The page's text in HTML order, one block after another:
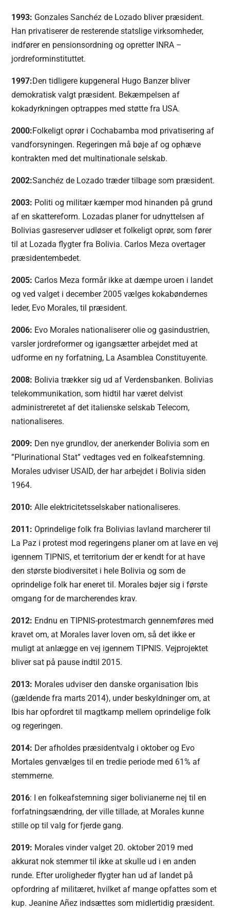
1993: Gonzales Sanchéz de Lozado bliver præsident.
Han privatiserer de resterende statslige virksomheder,
indfører en pensionsordning og opretter INRA –
jordreforminstituttet.
1997:Den tidligere kupgeneral Hugo Banzer bliver
demokratisk valgt præsident. Bekæmpelsen af
kokadyrkningen optrappes med støtte fra USA.
2000:Folkeligt oprør i Cochabamba mod privatisering af
vandforsyningen. Regeringen må bøje af og ophæve
kontrakten med det multinationale selskab.
2002:Sanchéz de Lozado træder tilbage som præsident.
2003: Politi og militær kæmper mod hinanden på grund
af en skattereform. Lozadas planer for udnyttelsen af
Bolivias gasreserver udløser et folkeligt oprør, som fører
til at Lozada flygter fra Bolivia. Carlos Meza overtager
præsidentembedet.
2005: Carlos Meza formår ikke at dæmpe uroen i landet
og ved valget i december 2005 vælges kokabøndernes
leder, Evo Morales, til præsident.
2006: Evo Morales nationaliserer olie og gasindustrien,
varsler jordreformer og igangsætter arbejdet med at
udforme en ny forfatning, La Asamblea Constituyente.
2008: Bolivia trækker sig ud af Verdensbanken. Bolivias
telekommunikation, som hidtil har været delvist
administreretet af det italienske selskab Telecom,
nationaliseres.
2009: Den nye grundlov, der anerkender Bolivia som en
”Plurinational Stat” vedtages ved en folkeafstemning.
Morales udviser USAID, der har arbejdet i Bolivia siden
1964.
2010:Alle elektricitetsselskaber nationaliseres.
2011: Oprindelige folk fra Bolivias lavland marcherer til
La Paz i protest mod regeringens planer om at lave en vej
igennem TIPNIS, et territorium der er kendt for at have
den største biodiversitet i hele Bolivia og som de
oprindelige folk har eneret til. Morales bøjer sig i første
omgang for de marcherendes krav.
2012: Endnu en TIPNIS-protestmarch gennemføres med
kravet om, at Morales laver loven om, så det ikke er
muligt at anlægge en vej igennem TIPNIS. Vejprojektet
bliver sat på pause indtil 2015.
2013: Morales udviser den danske organisation Ibis
(gældende fra marts 2014), under beskyldninger om, at
Ibis har opfordret til magtkamp mellem oprindelige folk
og regeringen.
2014: Der afholdes præsidentvalg i oktober og Evo
Mortales genvælges til en tredie periode med 61% af
stemmerne.
2016: I en folkeafstemning siger bolivianerne nej til en
forfatningsændring, der ville tillade, at Morales kunne
stille op til valg for fjerde gang.
2019: Morales vinder valget 20. oktober 2019 med
akkurat nok stemmer til ikke at skulle ud i en anden
runde. Efter uroligheder flygter han ud af landet på
opfordring af militæret, hvilket af mange opfattes som et
kup. Jeanine Añez indsættes som midlertidig præsident.